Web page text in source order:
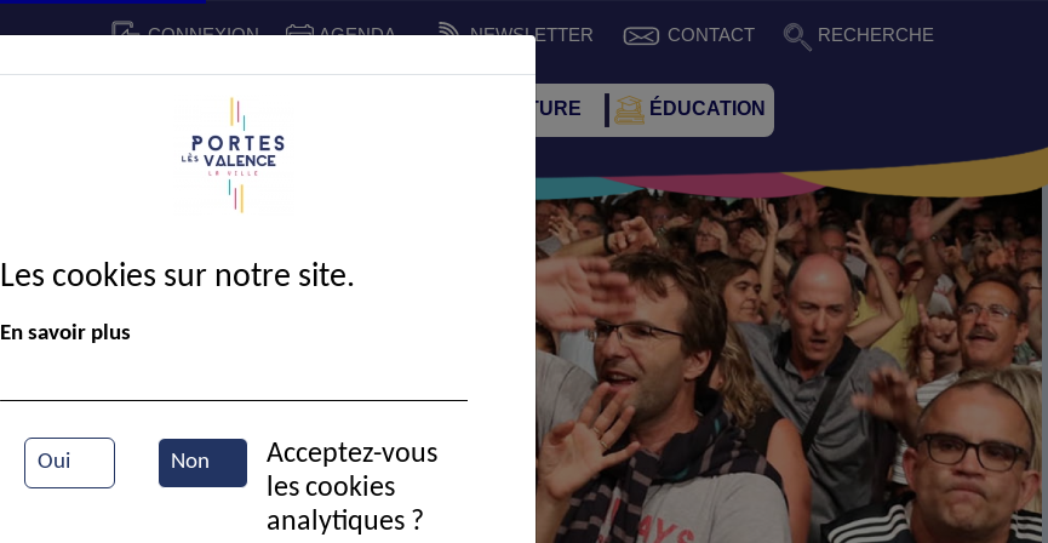
CONNEXION AGENDA NEWSLETTER CONTACT RECHERCHE
CADRE DE VIE SPORT ET CULTURE ÉDUCATION
Durant un concert de Portes en fête
Les cookies sur notre site.
En savoir plus
Oui Non
Acceptez-vous
les cookies
analytiques ?